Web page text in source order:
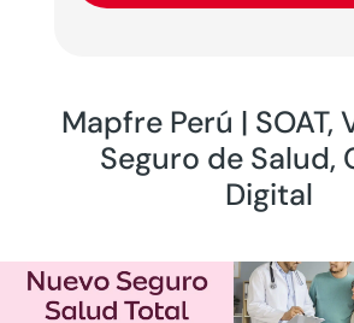
Mapfre Perú | SOAT,
Seguro de Salud,
Digital